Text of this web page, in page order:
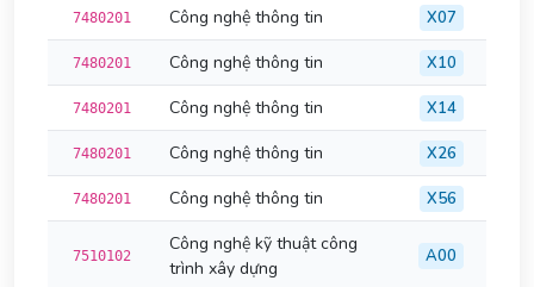
7480201 Công nghệ thông tin X07
7480201 Công nghệ thông tin X10
7480201 Công nghệ thông tin X14
7480201 Công nghệ thông tin X26
7480201 Công nghệ thông tin X56
7510102
Công nghệ kỹ thuật công
trình xây dựng
A00